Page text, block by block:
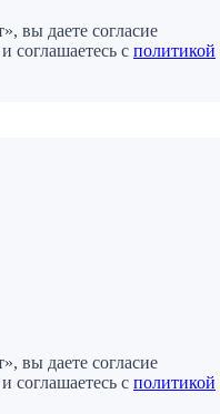
вы даете согласие
соглашаетесь c политикой
вы даете согласие
соглашаетесь c политикой